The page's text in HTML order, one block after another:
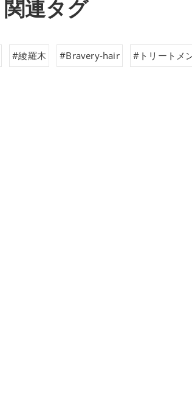
関連タグ
#綾羅木 #Bravery-hair #トリートメ